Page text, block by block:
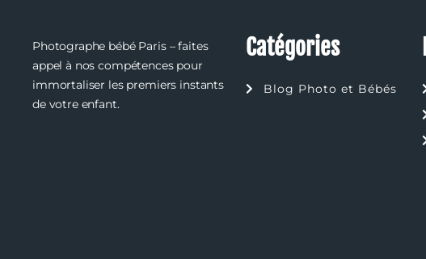
Photographe bébé Paris – faites
appel à nos compétences pour
immortaliser les premiers instants
de votre enfant.
Catégories
Blog Photo et Bébés